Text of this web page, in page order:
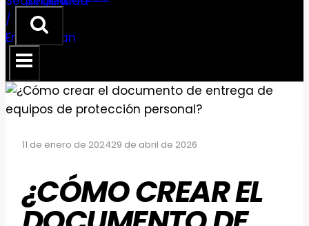
11 de enero de 202429 de abril de 2026
¿CÓMO CREAR EL